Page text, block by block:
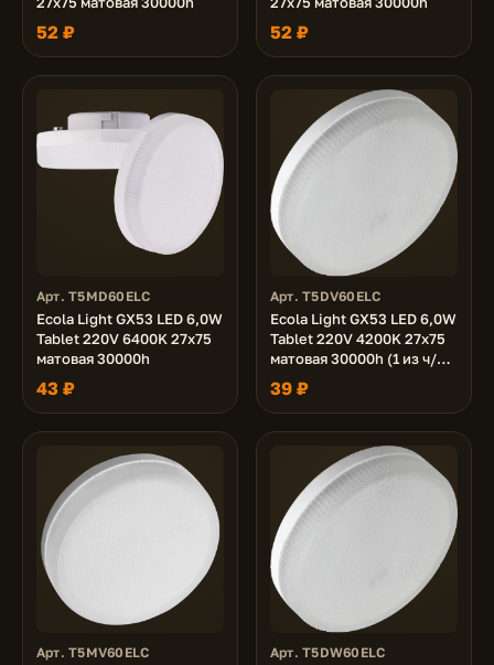
52 ₽ 52 ₽
Арт. T5MD60ELC
Ecola Light GX53 LED 6,0W
Tablet 220V 6400K 27x75
матовая 30000h
43 ₽
Арт. T5DV60ELC
Ecola Light GX53 LED 6,0W
Tablet 220V 4200K 27x75
матовая 30000h (1 из ч/б
уп. по 10)
39 ₽
Арт. T5MV60ELC Арт. T5DW60ELC